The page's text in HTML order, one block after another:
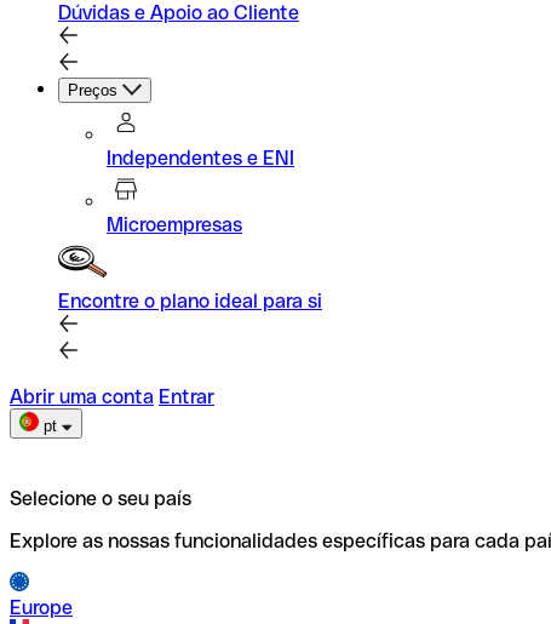
Dúvidas e Apoio ao Cliente
Preços
Independentes e ENI
Microempresas
Encontre o plano ideal para si
Abrir uma conta Entrar
pt
Selecione o seu país
Explore as nossas funcionalidades específicas para cada
Europe